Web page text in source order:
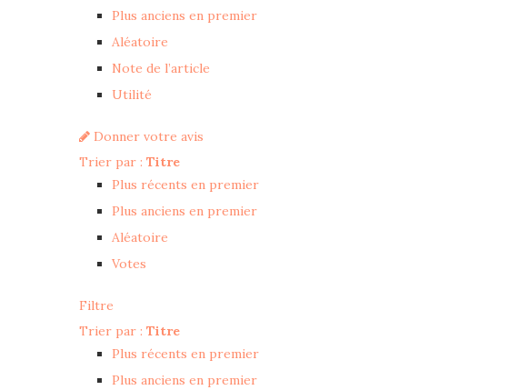
Plus anciens en premier
Aléatoire
Note de l’article
Utilité
Donner votre avis
Trier par : Titre
Plus récents en premier
Plus anciens en premier
Aléatoire
Votes
Filtre
Trier par : Titre
Plus récents en premier
Plus anciens en premier